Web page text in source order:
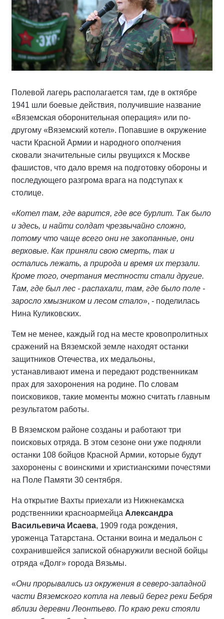
Полевой лагерь располагается там, где в октябре
1941 шли боевые действия, получившие название
«Вяземская оборонительная операция» или по-
другому «Вяземский котел». Попавшие в окружение
части Красной Армии и народного ополчения
сковали значительные силы рвущихся к Москве
фашистов, что дало время на подготовку обороны и
последующего разгрома врага на подступах к
столице.
«Котел там, где варится, где все бурлит. Так было
и здесь, и найти солдат чрезвычайно сложно,
потому что чаще всего они не закопанные, они
верховые. Как приняли свою смерть, так и
остались лежать, а природа и время их терзали.
Кроме того, очертания местности стали другие.
Там, где был лес - распахали, там, где было поле -
заросло хмызником и лесом стало», - поделилась
Нина Куликовских.
Тем не менее, каждый год на месте кровопролитных
сражений на Вяземской земле находят останки
защитников Отечества, их медальоны,
устанавливают имена и передают родственникам
прах для захоронения на родине. По словам
поисковиков, такие моменты можно считать главным
результатом работы.
В Вяземском районе созданы и работают три
поисковых отряда. В этом сезоне они уже подняли
останки 108 бойцов Красной Армии, которые будут
захоронены с воинскими и христианскими почестями
на Поле Памяти 30 сентября.
На открытие Вахты приехали из Нижнекамска
родственники красноармейца Александра
Васильевича Исаева, 1909 года рождения,
уроженца Татарстана. Останки воина и медальон с
сохранившейся запиской обнаружили весной бойцы
отряда «Долг» города Вязьмы.
«Они прорывались из окружения в северо-западной
части Вяземского котла на левый берег реки Бебря
вблизи деревни Леонтьево. По краю реки стояли